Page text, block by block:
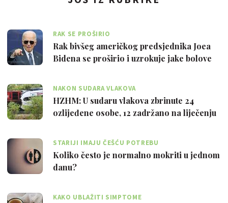
RAK SE PROŠIRIO
Rak bivšeg američkog predsjednika Joea
Bidena se proširio i uzrokuje jake bolove
NAKON SUDARA VLAKOVA
HZHM: U sudaru vlakova zbrinute 24
ozlijeđene osobe, 12 zadržano na liječenju
STARIJI IMAJU ČEŠĆU POTREBU
Koliko često je normalno mokriti u jednom
danu?
KAKO UBLAŽITI SIMPTOME